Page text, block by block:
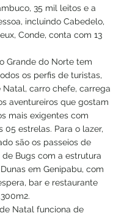
35 mil leitos e a
incluindo Cabedelo,
Conde, conta com 13
Grande do Norte tem
os perfis de turistas,
Natal, carro chefe, carrega
aventureiros que gostam
mais exigentes com
05 estrelas. Para o lazer,
são os passeios de
de Bugs com a estrutura
em Genipabu, com
bar e restaurante
Natal funciona de